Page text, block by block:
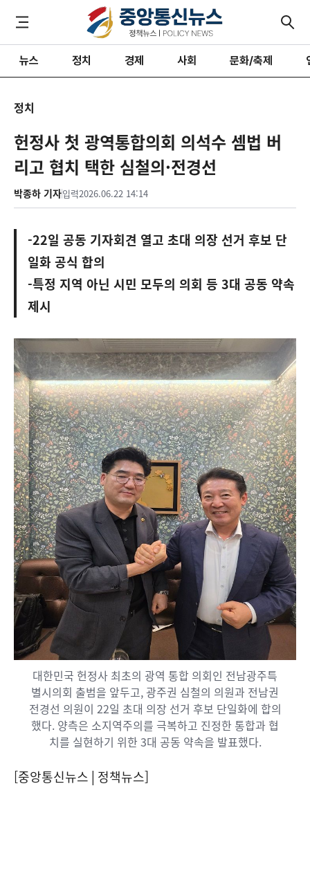
뉴스 정치 경제 사회 문화/축제
정치
헌정사 첫 광역통합의회 의석수 셈법 버
리고 협치 택한 심철의·전경선
박종하 기자입력2026.06.22 14:14
-22일 공동 기자회견 열고 초대 의장 선거 후보 단
일화 공식 합의
-특정 지역 아닌 시민 모두의 의회 등 3대 공동 약속
제시
대한민국 헌정사 최초의 광역 통합 의회인 전남광주특
별시의회 출범을 앞두고, 광주권 심철의 의원과 전남권
전경선 의원이 22일 초대 의장 선거 후보 단일화에 합의
했다. 양측은 소지역주의를 극복하고 진정한 통합과 협
치를 실현하기 위한 3대 공동 약속을 발표했다.
[중앙통신뉴스│정책뉴스]